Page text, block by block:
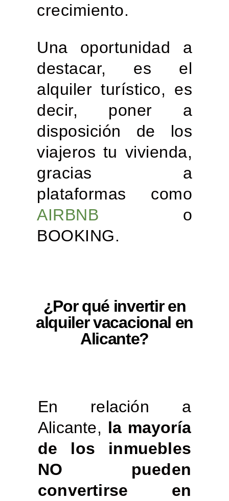
crecimiento.
Una oportunidad a
destacar, es el
alquiler turístico, es
decir, poner a
disposición de los
viajeros tu vivienda,
gracias a
plataformas como
AIRBNB o
BOOKING.
¿Por qué invertir en
alquiler vacacional en
Alicante?
En relación a
Alicante, la mayoría
de los inmuebles
NO pueden
convertirse en